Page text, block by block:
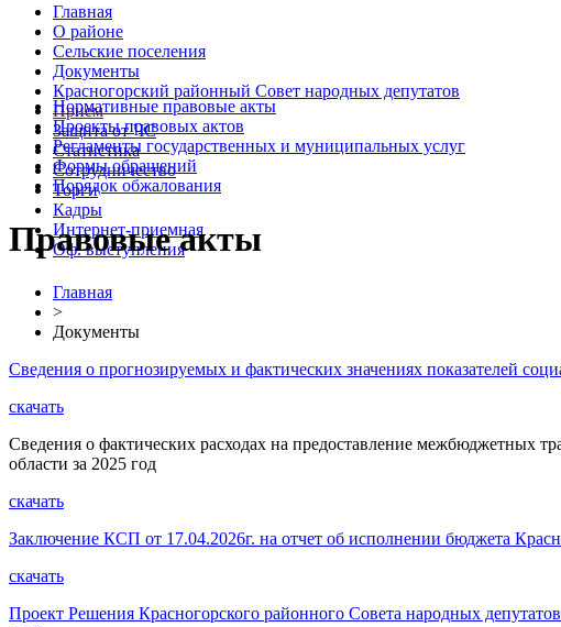
Главная
О районе
Сельские поселения
Документы
Красногорский районный Совет народных депутатов
Прием
Защита от ЧС
Статистика
Сотрудничество
Торги
Кадры
Интернет-приемная
Оф. выступления
Нормативные правовые акты
Проекты правовых актов
Регламенты государственных и муниципальных услуг
Формы обращений
Порядок обжалования
Правовые акты
Главная
>
Документы
Сведения о прогнозируемых и фактических значениях показателей
скачать
Сведения о фактических расходах на предоставление межбюджетных
области за 2025 год
скачать
Заключение КСП от 17.04.2026г. на отчет об исполнении бюджета
скачать
Проект Решения Красногорского районного Совета народных